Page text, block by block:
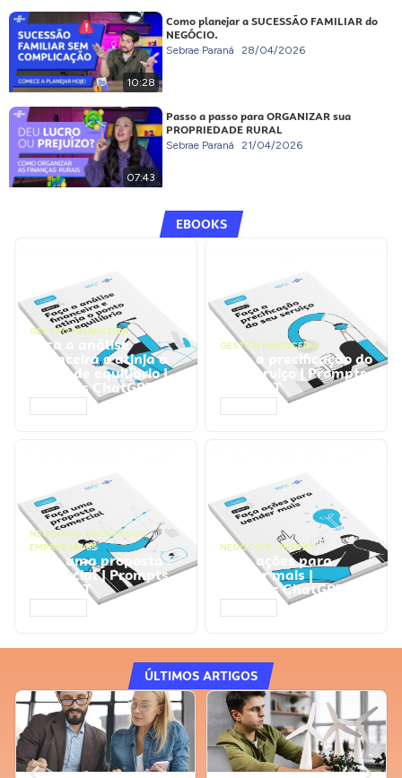
10:28
Como planejar a SUCESSÃO FAMILIAR do
NEGÓCIO.
Sebrae Paraná 28/04/2026
07:43
Passo a passo para ORGANIZAR sua
PROPRIEDADE RURAL
Sebrae Paraná 21/04/2026
EBOOKS
GESTÃO FINANCEIRA
Faça a análise
financeira e atinja o
ponto de equilíbrio |
Prompts ChatGPT
GESTÃO FINANCEIRA
Faça a precificação do
seu serviço | Prompts
ChatGPT
NEGÓCIOS, PROCESSOS
EMPRESARIAIS
Faça uma proposta
comercial | Prompts
ChatGPT
NEGÓCIOS, VENDAS
Faça ações para
vender mais |
Prompts ChatGPT
ÚLTIMOS ARTIGOS